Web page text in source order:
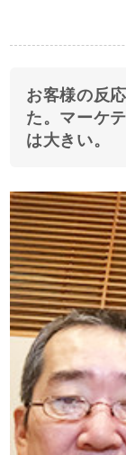
お客様の反
た。マーケ
は大きい。